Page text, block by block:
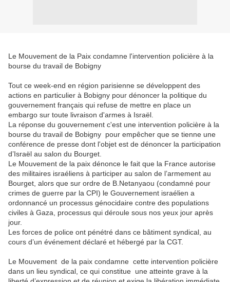
Le Mouvement de la Paix condamne l'intervention policière à la
bourse du travail de Bobigny
Tout ce week-end en région parisienne se développent des
actions en particulier à Bobigny pour dénoncer la politique du
gouvernement français qui refuse de mettre en place un
embargo sur toute livraison d'armes à Israël.
La réponse du gouvernement c'est une intervention policière à la
bourse du travail de Bobigny pour empêcher que se tienne une
conférence de presse dont l'objet est de dénoncer la participation
d’Israël au salon du Bourget.
Le Mouvement de la paix dénonce le fait que la France autorise
des militaires israéliens à participer au salon de l’armement au
Bourget, alors que sur ordre de B.Netanyaou (condamné pour
crimes de guerre par la CPI) le Gouvernement israélien a
ordonnancé un processus génocidaire contre des populations
civiles à Gaza, processus qui déroule sous nos yeux jour après
jour.
Les forces de police ont pénétré dans ce bâtiment syndical, au
cours d’un événement déclaré et hébergé par la CGT.
Le Mouvement de la paix condamne cette intervention policière
dans un lieu syndical, ce qui constitue une atteinte grave à la